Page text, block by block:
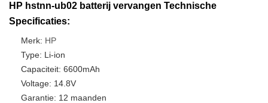
HP hstnn-ub02 batterij vervangen Technische
Specificaties:
Merk: HP
Type: Li-ion
Capaciteit: 6600mAh
Voltage: 14.8V
Garantie: 12 maanden